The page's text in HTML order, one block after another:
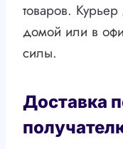
товаров.
домой или в
силы.
Доставка